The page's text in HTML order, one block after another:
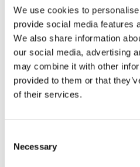
We use cookies to
provide social media features
We also share information
our social media, advertising
may combine it with other
provided to them or that
of their services.
Selection
Necessary